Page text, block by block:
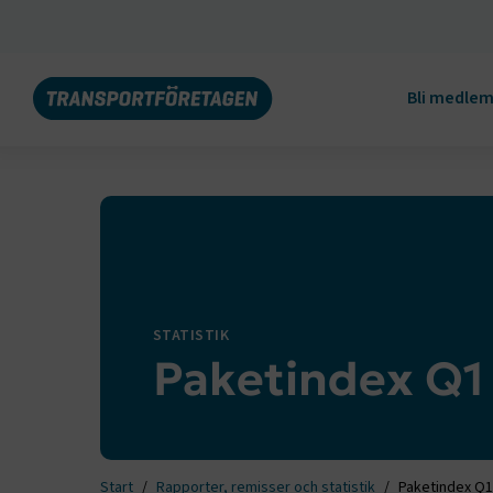
Bli medlem
STATISTIK
Paketindex
Start Rapporter, remisser och statistik Paketindex